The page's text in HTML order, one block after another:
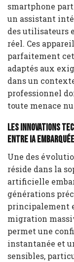
smartphone
un assistant
des utilisateurs
réel. Ces
parfaitement
adaptés aux
dans un
professionnel
toute menace
Les innovations
entre IA
Une des
réside dans la
artificielle
générations
principalement
migration
permet une
instantanée et
sensibles,